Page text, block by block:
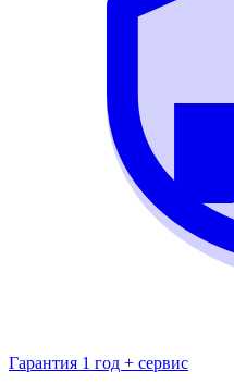
Гарантия 1 год + сервис